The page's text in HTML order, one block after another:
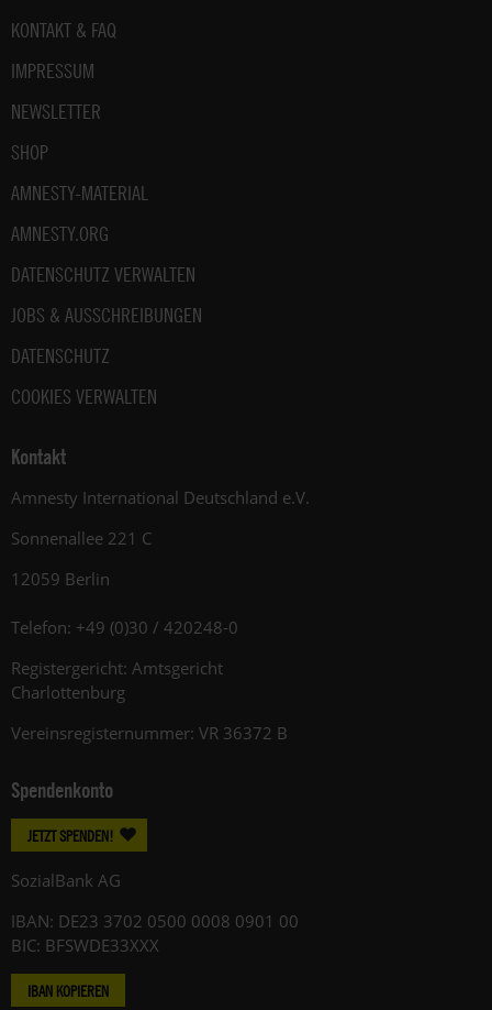
Fußbereich
KONTAKT & FAQ
IMPRESSUM
NEWSLETTER
SHOP
AMNESTY-MATERIAL
AMNESTY.ORG
DATENSCHUTZ VERWALTEN
JOBS & AUSSCHREIBUNGEN
DATENSCHUTZ
COOKIES VERWALTEN
Kontakt
Amnesty International Deutschland e.V.
Sonnenallee 221 C
12059 Berlin
Telefon: +49 (0)30 / 420248-0
Registergericht: Amtsgericht
Charlottenburg
Vereinsregisternummer: VR 36372 B
Spendenkonto
JETZT SPENDEN!
SozialBank AG
IBAN: DE23 3702 0500 0008 0901 00
BIC: BFSWDE33XXX
IBAN KOPIEREN